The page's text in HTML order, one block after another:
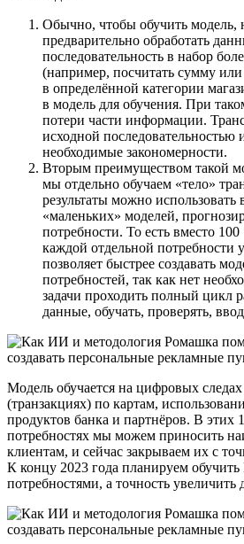
Обычно, чтобы обучить модель,
предварительно обработать
последовательность в набор
(например, посчитать сумму или
в определённой категории
в модель для обучения. При
потери части информации.
исходной последовательностью
необходимые закономерности.
Вторым преимуществом такой
мы отдельно обучаем «тело»
результаты можно использовать
«маленьких» моделей,
потребности. То есть вместо
каждой отдельной потребности
позволяет быстрее создавать
потребностей, так как нет
задачи проходить полный цикл
данные, обучать, проверять,
Модель обучается на цифровых
(транзакциях) по картам,
продуктов банка и партнёров. В этих
потребностях мы можем приносить
клиентам, и сейчас закрываем их с
К концу 2023 года планируем
потребностями, а точность увеличить